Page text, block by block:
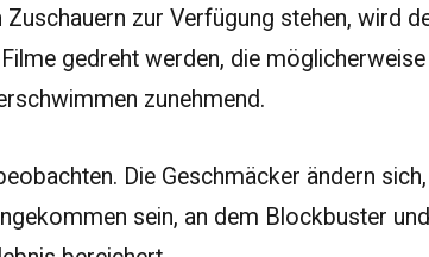
zur Verfügung stehen, wird
gedreht werden, die
zunehmend.
Die Geschmäcker ändern
sein, an dem Blockbuster